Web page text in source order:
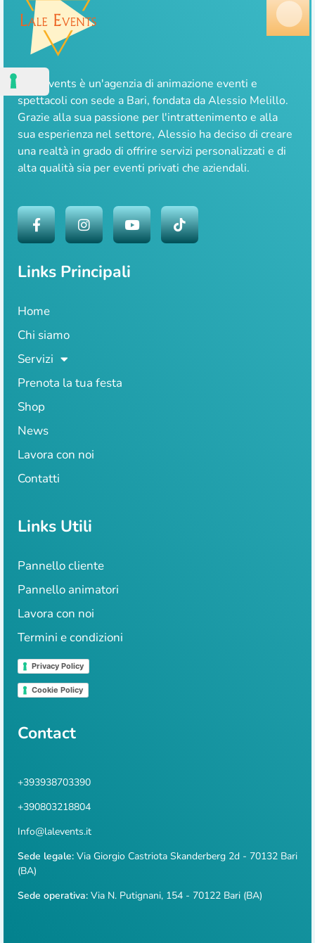
Lale Events è un'agenzia di animazione eventi e
spettacoli con sede a Bari, fondata da Alessio Melillo.
Grazie alla sua passione per l'intrattenimento e alla
sua esperienza nel settore, Alessio ha deciso di creare
una realtà in grado di offrire servizi personalizzati e di
alta qualità sia per eventi privati che aziendali.
Links Principali
Home
Chi siamo
Servizi
Prenota la tua festa
Shop
News
Lavora con noi
Contatti
Links Utili
Pannello cliente
Pannello animatori
Lavora con noi
Termini e condizioni
Privacy Policy
Cookie Policy
Contact
+393938703390
+390803218804
Info@lalevents.it
Sede legale: Via Giorgio Castriota Skanderberg 2d - 70132 Bari
(BA)
Sede operativa: Via N. Putignani, 154 - 70122 Bari (BA)